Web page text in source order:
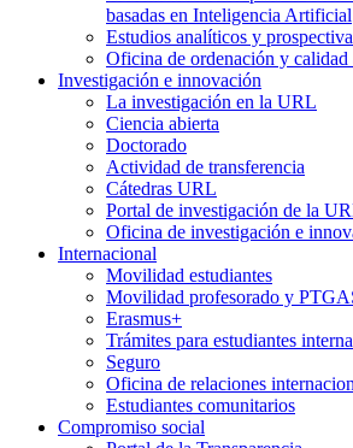
basadas en Inteligencia Artificial
Estudios analíticos y
Oficina de ordenación y calidad
Investigación e innovación
La investigación en la URL
Ciencia abierta
Doctorado
Actividad de transferencia
Cátedras URL
Portal de investigación de la
Oficina de investigación e
Internacional
Movilidad estudiantes
Movilidad profesorado y
Erasmus+
Trámites para estudiantes
Seguro
Oficina de relaciones
Estudiantes comunitarios
Compromiso social